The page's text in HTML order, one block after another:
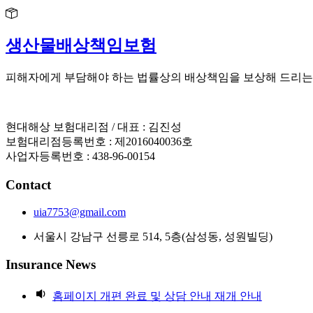
생산물배상책임보험
피해자에게 부담해야 하는 법률상의 배상책임을 보상해 드리
현대해상 보험대리점 / 대표 : 김진성
보험대리점등록번호 : 제2016040036호
사업자등록번호 : 438-96-00154
Contact
uia7753@gmail.com
서울시 강남구 선릉로 514, 5층(삼성동, 성원빌딩)
Insurance News
홈페이지 개편 완료 및 상담 안내 재개 안내